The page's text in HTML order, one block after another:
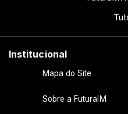
Institucional
Mapa do Site
Sobre a FuturaIM